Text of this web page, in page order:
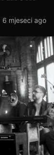
6 mjeseci ago